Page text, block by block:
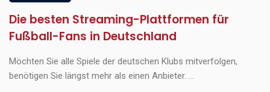
Die besten Streaming-Plattformen für
Fußball-Fans in Deutschland
Möchten Sie alle Spiele der deutschen Klubs mitverfolgen,
benötigen Sie längst mehr als einen Anbieter. ...